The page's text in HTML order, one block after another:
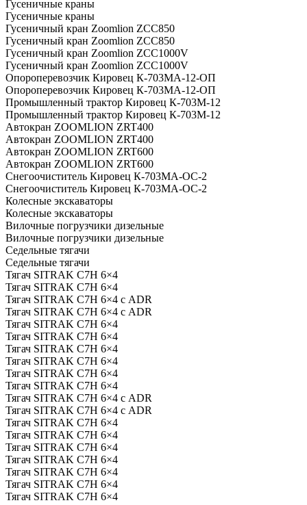
Гусеничные краны
Гусеничные краны
Гусеничный кран Zoomlion ZCC850
Гусеничный кран Zoomlion ZCC850
Гусеничный кран Zoomlion ZCC1000V
Гусеничный кран Zoomlion ZCC1000V
Опороперевозчик Кировец К-703МА-12-ОП
Опороперевозчик Кировец К-703МА-12-ОП
Промышленный трактор Кировец К-703М-12
Промышленный трактор Кировец К-703М-12
Автокран ZOOMLION ZRT400
Автокран ZOOMLION ZRT400
Автокран ZOOMLION ZRT600
Автокран ZOOMLION ZRT600
Снегоочиститель Кировец К-703МА-ОС-2
Снегоочиститель Кировец К-703МА-ОС-2
Колесные экскаваторы
Колесные экскаваторы
Вилочные погрузчики дизельные
Вилочные погрузчики дизельные
Седельные тягачи
Седельные тягачи
Тягач SITRAK C7H 6×4
Тягач SITRAK C7H 6×4
Тягач SITRAK C7H 6×4 с ADR
Тягач SITRAK C7H 6×4 с ADR
Тягач SITRAK C7H 6×4
Тягач SITRAK C7H 6×4
Тягач SITRAK C7H 6×4
Тягач SITRAK C7H 6×4
Тягач SITRAK C7H 6×4
Тягач SITRAK C7H 6×4
Тягач SITRAK C7H 6×4 с ADR
Тягач SITRAK C7H 6×4 с ADR
Тягач SITRAK C7H 6×4
Тягач SITRAK C7H 6×4
Тягач SITRAK C7H 6×4
Тягач SITRAK C7H 6×4
Тягач SITRAK C7H 6×4
Тягач SITRAK C7H 6×4
Тягач SITRAK C7H 6×4